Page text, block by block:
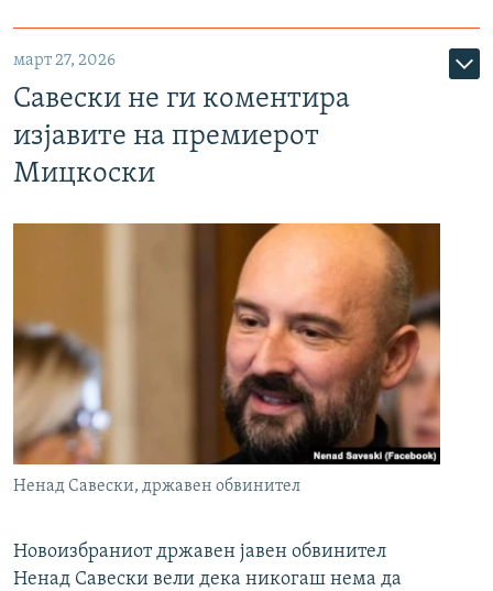
март 27, 2026
Савески не ги коментира
изјавите на премиерот
Мицкоски
Ненад Савески, државен обвинител
Новоизбраниот државен јавен обвинител
Ненад Савески вели дека никогаш нема да